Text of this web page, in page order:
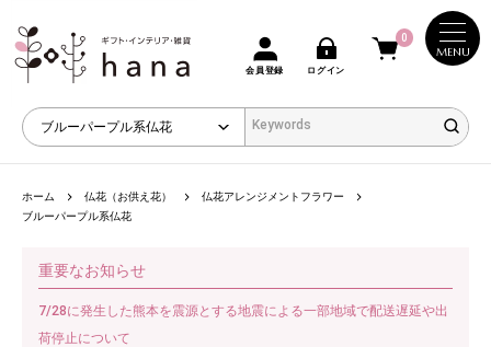
MENU
会員登録 ログイン
0
ホーム 仏花（お供え花）
仏花アレンジメントフラワー
ブルーパープル系仏花
重要なお知らせ
7/28に発生した熊本を震源とする地震による一部地域で配送遅延や出
荷停止について